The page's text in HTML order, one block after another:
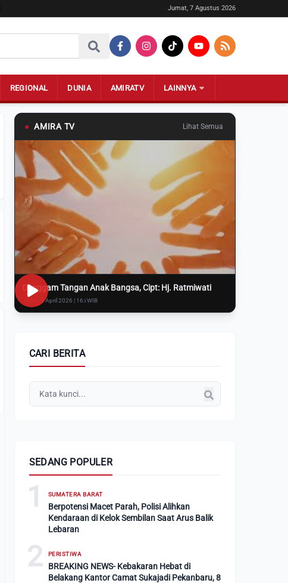
Jumat, 7 Agustus 2026
REGIONAL DUNIA AMIRATV LAINNYA
● AMIRA TV Lihat Semua
Genggam Tangan Anak Bangsa, Cipt: Hj. Ratmiwati
Rabu, 8 April 2026 | 16:i WIB
CARI BERITA
SEDANG POPULER
1 SUMATERA BARAT
Berpotensi Macet Parah, Polisi Alihkan
Kendaraan di Kelok Sembilan Saat Arus Balik
Lebaran
2 PERISTIWA
BREAKING NEWS- Kebakaran Hebat di
Belakang Kantor Camat Sukajadi Pekanbaru, 8